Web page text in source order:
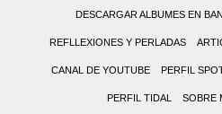
DESCARGAR ALBUMES EN
REFLLEXIONES Y PERLADAS
CANAL DE YOUTUBE PERFIL
PERFIL TIDAL SOBRE